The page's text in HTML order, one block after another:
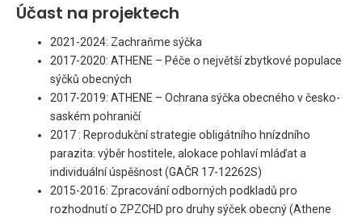
Účast na projektech
2021-2024: Zachraňme sýčka
2017-2020: ATHENE – Péče o největší zbytkové populace
sýčků obecných
2017-2019: ATHENE – Ochrana sýčka obecného v česko-
saském pohraničí
2017 : Reprodukční strategie obligátního hnízdního
parazita: výběr hostitele, alokace pohlaví mláďat a
individuální úspěšnost (GAČR 17-12262S)
2015-2016: Zpracování odborných podkladů pro
rozhodnutí o ZPZCHD pro druhy sýček obecný (Athene